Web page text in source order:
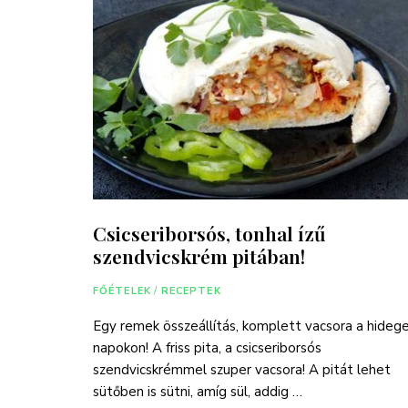
Csicseriborsós, tonhal ízű
szendvicskrém pitában!
FŐÉTELEK / RECEPTEK
Egy remek összeállítás, komplett vacsora a
napokon! A friss pita, a csicseriborsós
szendvicskrémmel szuper vacsora! A pitát lehet
sütőben is sütni, amíg sül, addig …